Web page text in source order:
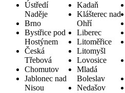
Ústředí
Naděje
Brno
Bystřice pod
Hostýnem
Česká
Třebová
Chomutov
Jablonec nad
Nisou
Kadaň
Klášterec nad
Ohří
Liberec
Litoměřice
Litomyšl
Lovosice
Mladá
Boleslav
Nedašov